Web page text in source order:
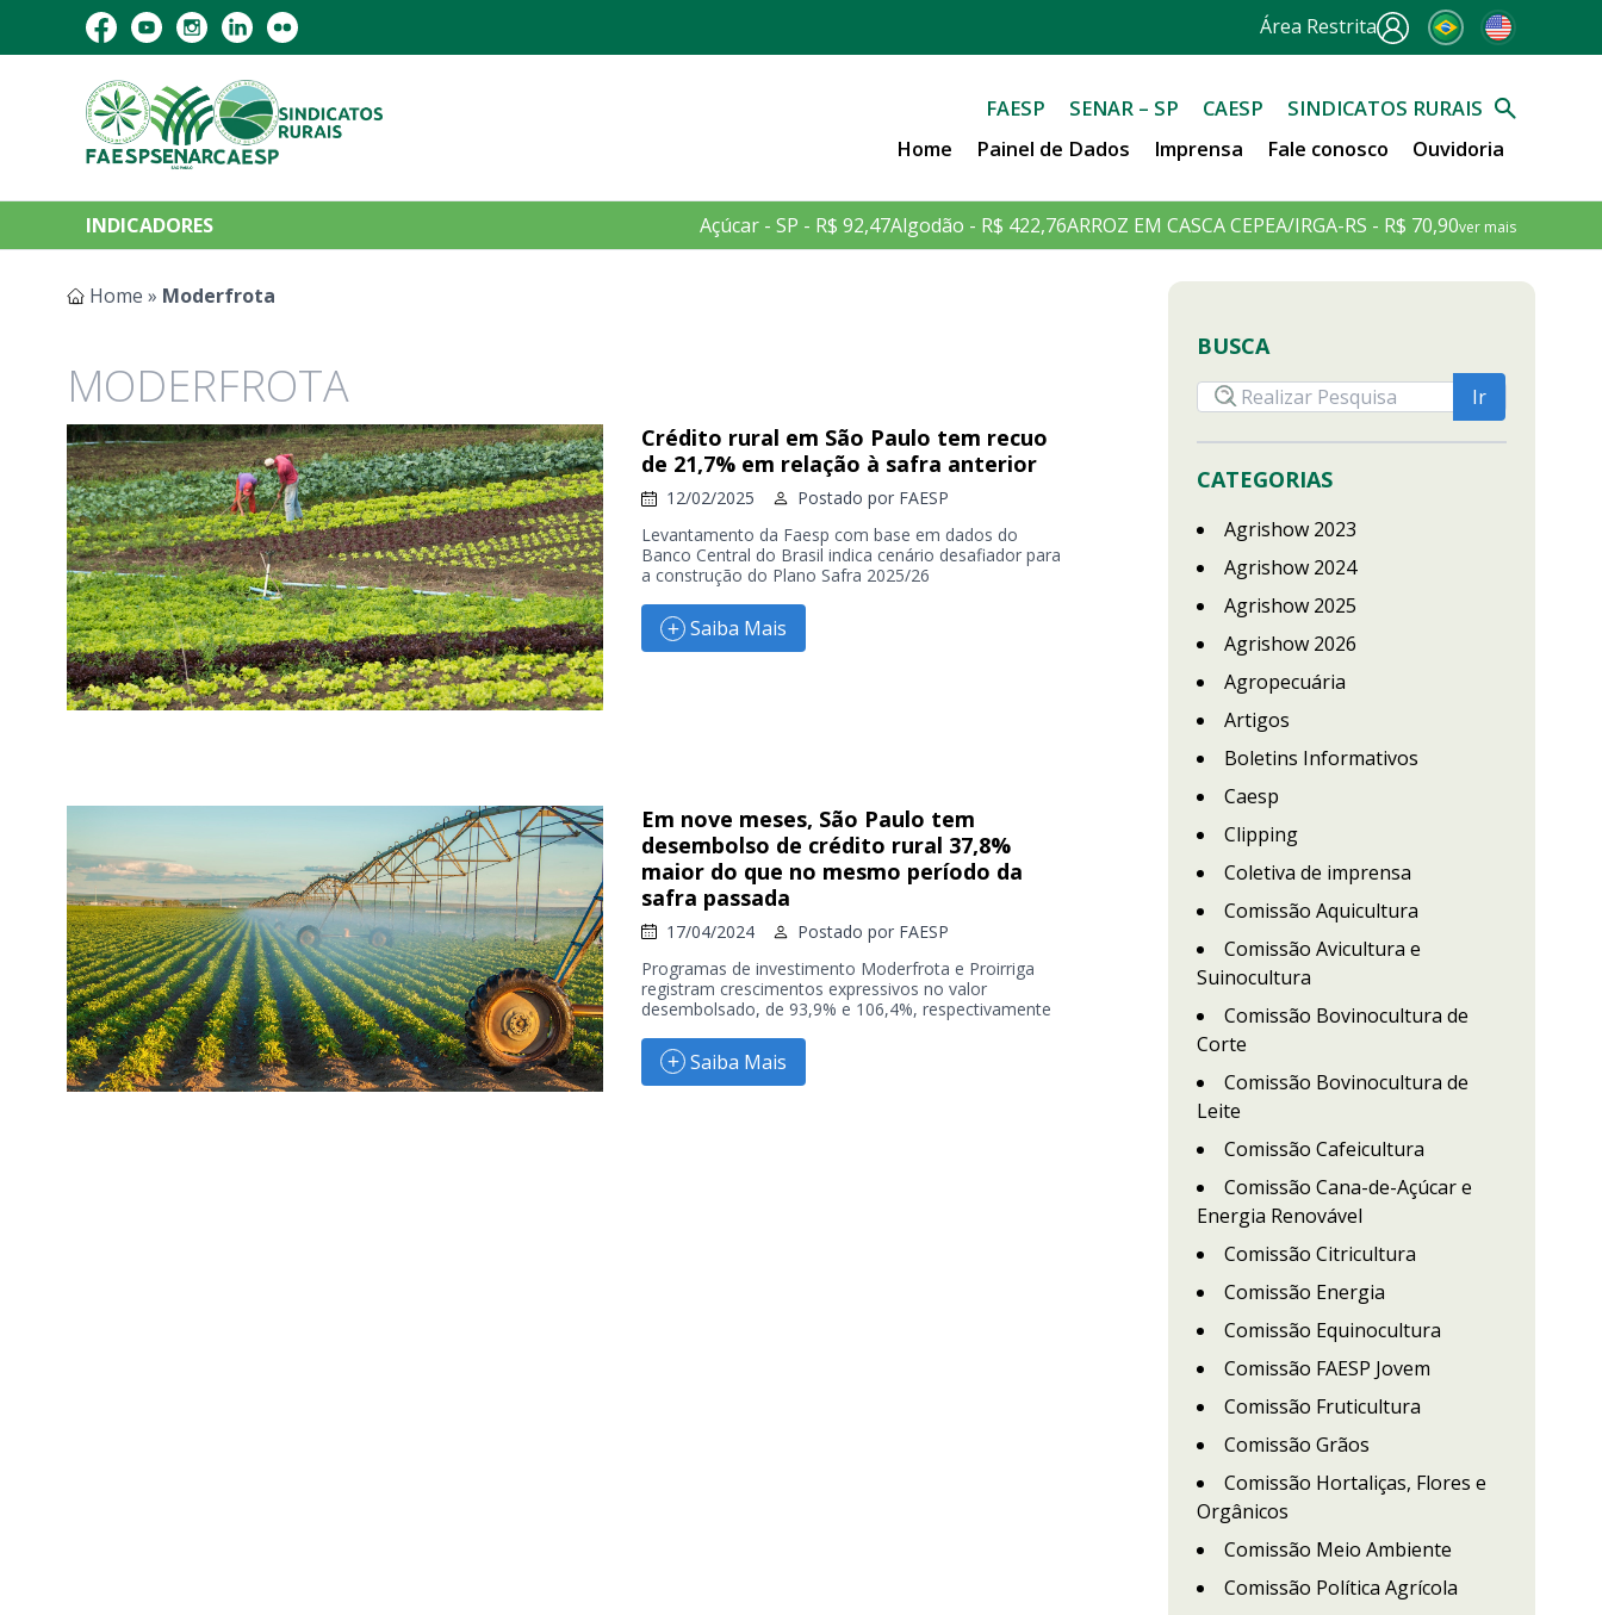
Área Restrita
FAESP SENAR – SP CAESP
SINDICATOS RURAIS
Home
Painel de Dados Imprensa Fale conosco Ouvidoria
INDICADORES Açúcar - SP - R$ 92,47Algodão - R$ 422,76ARROZ EM CASCA CEPEA/IRGA-RS - R$ 70,90ver mais
Home » Moderfrota
MODERFROTA
Crédito rural em São Paulo tem recuo
de 21,7% em relação à safra anterior
12/02/2025 Postado por FAESP
Levantamento da Faesp com base em dados do
Banco Central do Brasil indica cenário desafiador para
a construção do Plano Safra 2025/26
Saiba Mais
Em nove meses, São Paulo tem
desembolso de crédito rural 37,8%
maior do que no mesmo período da
safra passada
17/04/2024 Postado por FAESP
Programas de investimento Moderfrota e Proirriga
registram crescimentos expressivos no valor
desembolsado, de 93,9% e 106,4%, respectivamente
Saiba Mais
BUSCA
CATEGORIAS
Agrishow 2023
Agrishow 2024
Agrishow 2025
Agrishow 2026
Agropecuária
Artigos
Boletins Informativos
Caesp
Clipping
Coletiva de imprensa
Comissão Aquicultura
Comissão Avicultura e
Suinocultura
Comissão Bovinocultura de
Corte
Comissão Bovinocultura de
Leite
Comissão Cafeicultura
Comissão Cana-de-Açúcar e
Energia Renovável
Comissão Citricultura
Comissão Energia
Comissão Equinocultura
Comissão FAESP Jovem
Comissão Fruticultura
Comissão Grãos
Comissão Hortaliças, Flores e
Orgânicos
Comissão Meio Ambiente
Comissão Política Agrícola